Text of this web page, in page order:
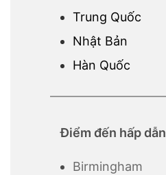
Trung Quốc
Nhật Bản
Hàn Quốc
Điểm đến hấp dẫn
Birmingham